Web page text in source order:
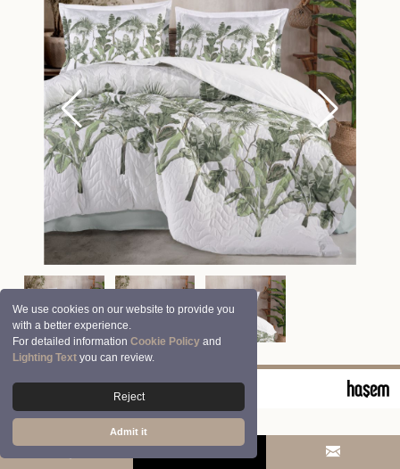
We use cookies on our website to provide you
with a better experience.
For detailed informationCookie Policy and
Lighting Text you can review.
Reject
Admit it
© 2026 Clasy | Aran Tekstil San. ve Tic. A.Ş.